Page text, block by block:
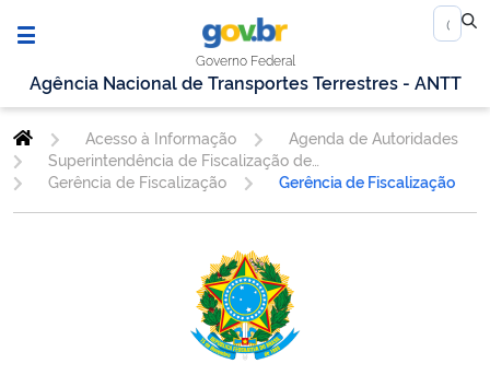
Governo Federal
Agência Nacional de Transportes Terrestres - ANTT
Acesso à Informação
Agenda de Autoridades
Superintendência de Fiscalização de Serviços de Transporte Rodoviário de Cargas e Passageiros
Gerência de Fiscalização
Gerência de Fiscalização